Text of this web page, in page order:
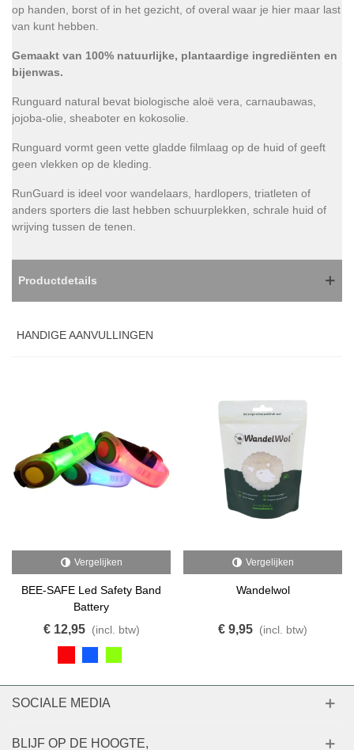
op handen, borst of in het gezicht, of overal waar je hier maar last
van kunt hebben.
Gemaakt van 100% natuurlijke, plantaardige ingrediënten en
bijenwas.
Runguard natural bevat biologische aloë vera, carnaubawas,
jojoba-olie, sheaboter en kokosolie.
Runguard vormt geen vette gladde filmlaag op de huid of geeft
geen vlekken op de kleding.
RunGuard is ideel voor wandelaars, hardlopers, triatleten of
anders sporters die last hebben schuurplekken, schrale huid of
wrijving tussen de tenen.
Productdetails
HANDIGE AANVULLINGEN
Vergelijken
BEE-SAFE Led Safety Band
Battery
€ 12,95 (incl. btw)
Vergelijken
Wandelwol
€ 9,95 (incl. btw)
SOCIALE MEDIA
BLIJF OP DE HOOGTE,